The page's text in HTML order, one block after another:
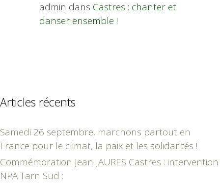
admin dans Castres : chanter et
danser ensemble !
Articles récents
Samedi 26 septembre, marchons partout en
France pour le climat, la paix et les solidarités !
Commémoration Jean JAURES Castres : intervention
NPA Tarn Sud :